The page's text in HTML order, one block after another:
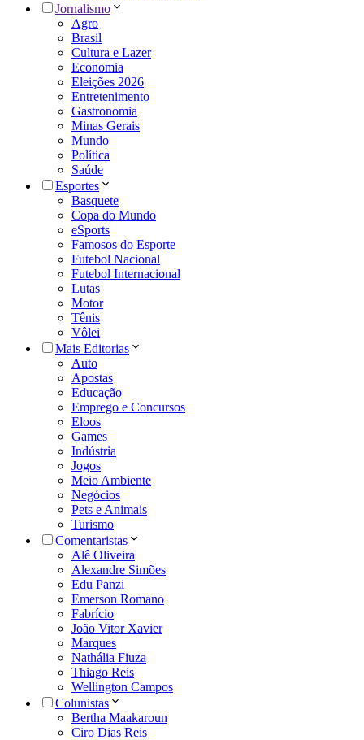
Jornalismo
Agro
Brasil
Cultura e Lazer
Economia
Eleições 2026
Entretenimento
Gastronomia
Minas Gerais
Mundo
Política
Saúde
Esportes
Basquete
Copa do Mundo
eSports
Famosos do Esporte
Futebol Nacional
Futebol Internacional
Lutas
Motor
Tênis
Vôlei
Mais Editorias
Auto
Apostas
Educação
Emprego e Concursos
Eloos
Games
Indústria
Jogos
Meio Ambiente
Negócios
Pets e Animais
Turismo
Comentaristas
Alê Oliveira
Alexandre Simões
Edu Panzi
Emerson Romano
Fabrício
João Vitor Xavier
Marques
Nathália Fiuza
Thiago Reis
Wellington Campos
Colunistas
Bertha Maakaroun
Ciro Dias Reis